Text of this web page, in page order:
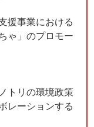
援事業における
ゃ」のプロモー
トリの環境政策
レーションする